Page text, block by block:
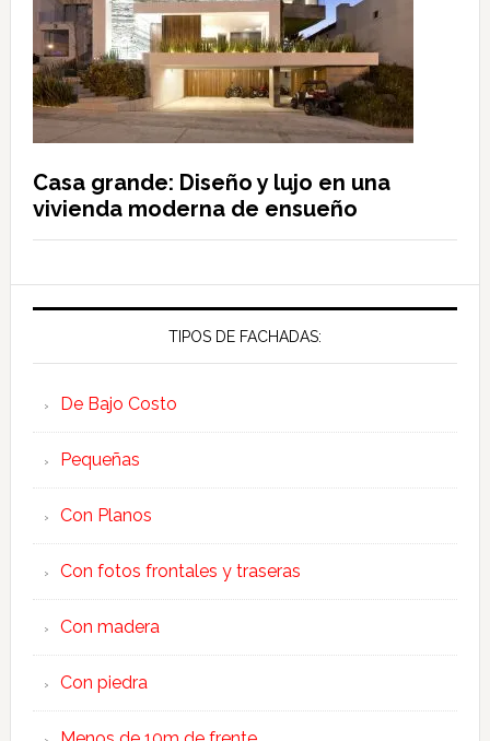
Casa grande: Diseño y lujo en una
vivienda moderna de ensueño
TIPOS DE FACHADAS:
De Bajo Costo
Pequeñas
Con Planos
Con fotos frontales y traseras
Con madera
Con piedra